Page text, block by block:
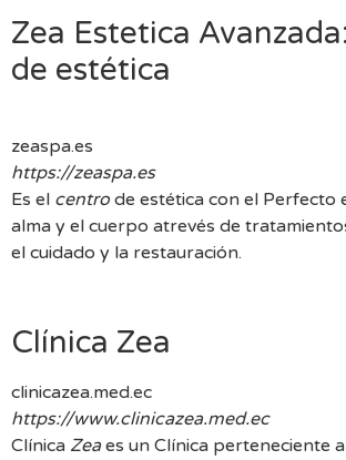
Zea Estetica
de estética
zeaspa.es
https://zeaspa.es
Es el centro de estética con el Perfecto
alma y el cuerpo atrevés de
el cuidado y la restauración.
Clínica Zea
clinicazea.med.ec
https://www.clinicazea.med.ec
Clínica Zeaes un Clínica perteneciente